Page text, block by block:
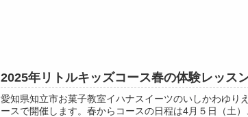
2025年リトルキッズコース春の体験レッス
愛知県知立市お菓子教室イハナスイーツのいしかわゆ
ースで開催します。春からコースの日程は4月５日（土